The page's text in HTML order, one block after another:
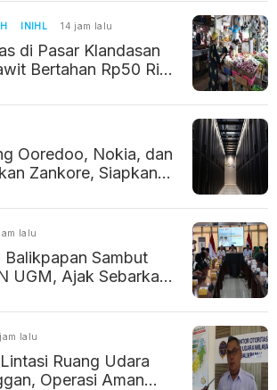
INIHL 14 jam lalu
di Pasar Klandasan
Bertahan Rp50 Ribu
Ooredoo, Nokia, dan
Zankore, Siapkan
lalu
Balikpapan Sambut
UGM, Ajak Sebarkan
lalu
Ruang Udara
Operasi Aman